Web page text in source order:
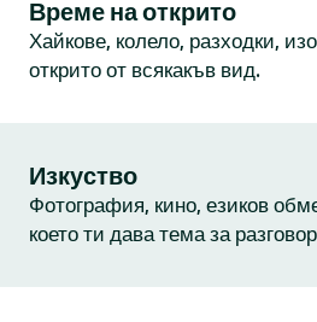
Време на открито
Хайкове, колело, разходки,
открито от всякакъв вид.
Изкуство
Фотография, кино, езиков
което ти дава тема за